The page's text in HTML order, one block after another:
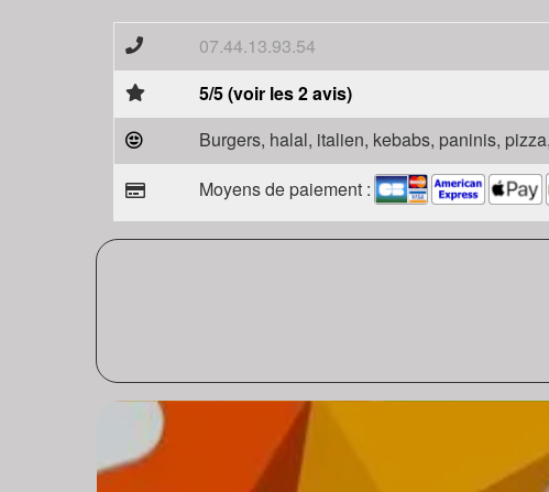
07.44.13.93.54
5/5 (voir les 2 avis)
Burgers, halal, italien, kebabs, paninis,
Moyens de paiement :